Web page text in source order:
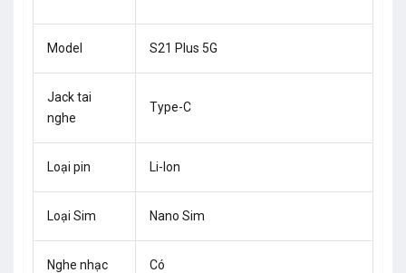
Model S21 Plus 5G
Jack tai
nghe
Type-C
Loại pin Li-Ion
Loại Sim Nano Sim
Nghe nhạc Có